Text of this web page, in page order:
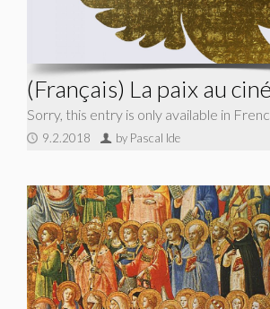
(Français) La paix au
Sorry, this entry is only available in
9.2.2018 by Pascal Ide